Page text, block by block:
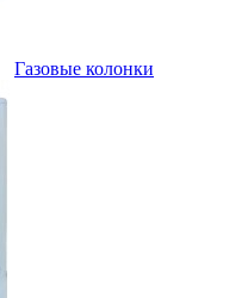
Газовые колонки